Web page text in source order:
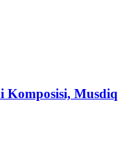
Komposisi, Musdiq